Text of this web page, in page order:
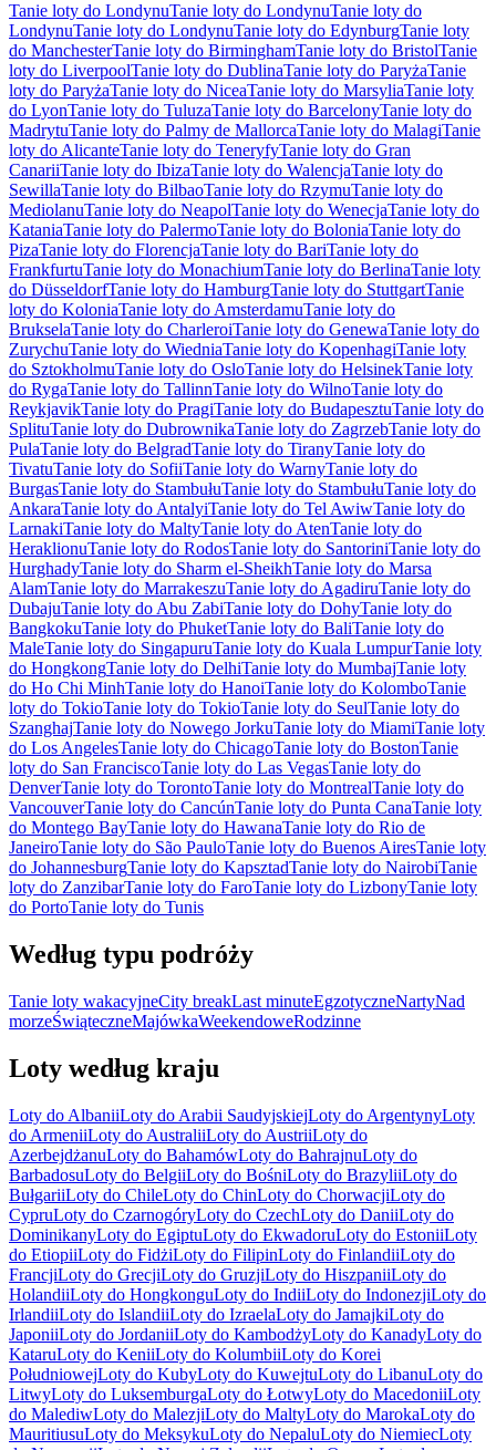
Tanie loty do LondynuTanie loty do LondynuTanie loty do
LondynuTanie loty do LondynuTanie loty do EdynburgTanie loty
do ManchesterTanie loty do BirminghamTanie loty do BristolTanie
loty do LiverpoolTanie loty do DublinaTanie loty do ParyżaTanie
loty do ParyżaTanie loty do NiceaTanie loty do MarsyliaTanie loty
do LyonTanie loty do TuluzaTanie loty do BarcelonyTanie loty do
MadrytuTanie loty do Palmy de MallorcaTanie loty do MalagiTanie
loty do AlicanteTanie loty do TeneryfyTanie loty do Gran
CanariiTanie loty do IbizaTanie loty do WalencjaTanie loty do
SewillaTanie loty do BilbaoTanie loty do RzymuTanie loty do
MediolanuTanie loty do NeapolTanie loty do WenecjaTanie loty do
KataniaTanie loty do PalermoTanie loty do BoloniaTanie loty do
PizaTanie loty do FlorencjaTanie loty do BariTanie loty do
FrankfurtuTanie loty do MonachiumTanie loty do BerlinaTanie loty
do DüsseldorfTanie loty do HamburgTanie loty do StuttgartTanie
loty do KoloniaTanie loty do AmsterdamuTanie loty do
BrukselaTanie loty do CharleroiTanie loty do GenewaTanie loty do
ZurychuTanie loty do WiedniaTanie loty do KopenhagiTanie loty
do SztokholmuTanie loty do OsloTanie loty do HelsinekTanie loty
do RygaTanie loty do TallinnTanie loty do WilnoTanie loty do
ReykjavikTanie loty do PragiTanie loty do BudapesztuTanie loty do
SplituTanie loty do DubrownikaTanie loty do ZagrzebTanie loty do
PulaTanie loty do BelgradTanie loty do TiranyTanie loty do
TivatuTanie loty do SofiiTanie loty do WarnyTanie loty do
BurgasTanie loty do StambułuTanie loty do StambułuTanie loty do
AnkaraTanie loty do AntalyiTanie loty do Tel AwiwTanie loty do
LarnakiTanie loty do MaltyTanie loty do AtenTanie loty do
HeraklionuTanie loty do RodosTanie loty do SantoriniTanie loty do
HurghadyTanie loty do Sharm el-SheikhTanie loty do Marsa
AlamTanie loty do MarrakeszuTanie loty do AgadiruTanie loty do
DubajuTanie loty do Abu ZabiTanie loty do DohyTanie loty do
BangkokuTanie loty do PhuketTanie loty do BaliTanie loty do
MaleTanie loty do SingapuruTanie loty do Kuala LumpurTanie loty
do HongkongTanie loty do DelhiTanie loty do MumbajTanie loty
do Ho Chi MinhTanie loty do HanoiTanie loty do KolomboTanie
loty do TokioTanie loty do TokioTanie loty do SeulTanie loty do
SzanghajTanie loty do Nowego JorkuTanie loty do MiamiTanie loty
do Los AngelesTanie loty do ChicagoTanie loty do BostonTanie
loty do San FranciscoTanie loty do Las VegasTanie loty do
DenverTanie loty do TorontoTanie loty do MontrealTanie loty do
VancouverTanie loty do CancúnTanie loty do Punta CanaTanie loty
do Montego BayTanie loty do HawanaTanie loty do Rio de
JaneiroTanie loty do São PauloTanie loty do Buenos AiresTanie loty
do JohannesburgTanie loty do KapsztadTanie loty do NairobiTanie
loty do ZanzibarTanie loty do FaroTanie loty do LizbonyTanie loty
do PortoTanie loty do Tunis
Według typu podróży
Tanie loty wakacyjneCity breakLast minuteEgzotyczneNartyNad
morzeŚwiąteczneMajówkaWeekendoweRodzinne
Loty według kraju
Loty do AlbaniiLoty do Arabii SaudyjskiejLoty do ArgentynyLoty
do ArmeniiLoty do AustraliiLoty do AustriiLoty do
AzerbejdżanuLoty do BahamówLoty do BahrajnuLoty do
BarbadosuLoty do BelgiiLoty do BośniLoty do BrazyliiLoty do
BułgariiLoty do ChileLoty do ChinLoty do ChorwacjiLoty do
CypruLoty do CzarnogóryLoty do CzechLoty do DaniiLoty do
DominikanyLoty do EgiptuLoty do EkwadoruLoty do EstoniiLoty
do EtiopiiLoty do FidżiLoty do FilipinLoty do FinlandiiLoty do
FrancjiLoty do GrecjiLoty do GruzjiLoty do HiszpaniiLoty do
HolandiiLoty do HongkonguLoty do IndiiLoty do IndonezjiLoty do
IrlandiiLoty do IslandiiLoty do IzraelaLoty do JamajkiLoty do
JaponiiLoty do JordaniiLoty do KambodżyLoty do KanadyLoty do
KataruLoty do KeniiLoty do KolumbiiLoty do Korei
PołudniowejLoty do KubyLoty do KuwejtuLoty do LibanuLoty do
LitwyLoty do LuksemburgaLoty do ŁotwyLoty do MacedoniiLoty
do MalediwLoty do MalezjiLoty do MaltyLoty do MarokaLoty do
MauritiusuLoty do MeksykuLoty do NepaluLoty do NiemiecLoty